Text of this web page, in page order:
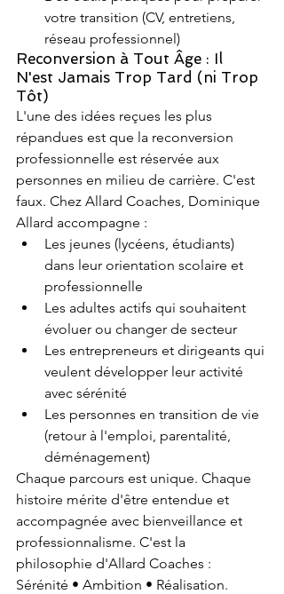
votre transition (CV, entretiens,
réseau professionnel)
Reconversion à Tout Âge : Il
N'est Jamais Trop Tard (ni Trop
Tôt)
L'une des idées reçues les plus
répandues est que la reconversion
professionnelle est réservée aux
personnes en milieu de carrière. C'est
faux. Chez Allard Coaches, Dominique
Allard accompagne :
Les jeunes (lycéens, étudiants)
dans leur orientation scolaire et
professionnelle
Les adultes actifs qui souhaitent
évoluer ou changer de secteur
Les entrepreneurs et dirigeants qui
veulent développer leur activité
avec sérénité
Les personnes en transition de vie
(retour à l'emploi, parentalité,
déménagement)
Chaque parcours est unique. Chaque
histoire mérite d'être entendue et
accompagnée avec bienveillance et
professionnalisme. C'est la
philosophie d'Allard Coaches :
Sérénité • Ambition • Réalisation.